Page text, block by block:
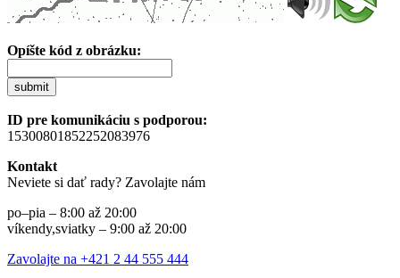
Opíšte kód z obrázku:
submit
ID pre komunikáciu s podporou:
15300801852252083976
Kontakt
Neviete si dať rady? Zavolajte nám
po–pia – 8:00 až 20:00
víkendy,sviatky – 9:00 až 20:00
Zavolajte na +421 2 44 555 444